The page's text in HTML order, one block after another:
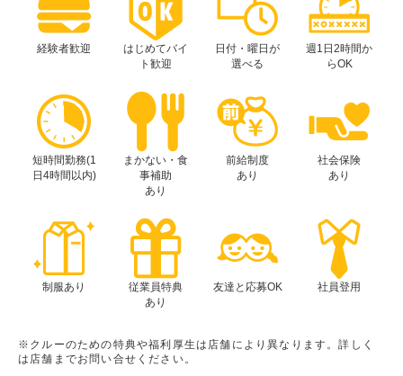
経験者歓迎
はじめてバイ
ト歓迎
日付・曜日が
選べる
週1日2時間か
らOK
短時間勤務(1
日4時間以内)
まかない・食
事補助
あり
前給制度
あり
社会保険
あり
制服あり
従業員特典
あり
友達と応募OK 社員登用
※クルーのための特典や福利厚生は店舗により異なります。詳しく
は店舗までお問い合せください。